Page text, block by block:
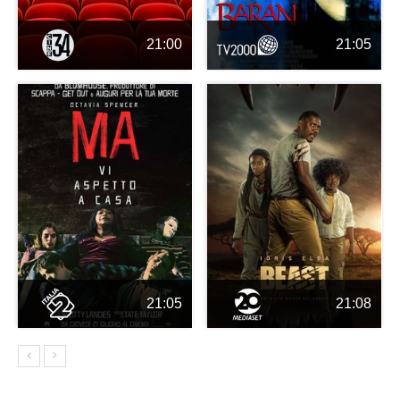
21:00 21:05
21:05 21:08